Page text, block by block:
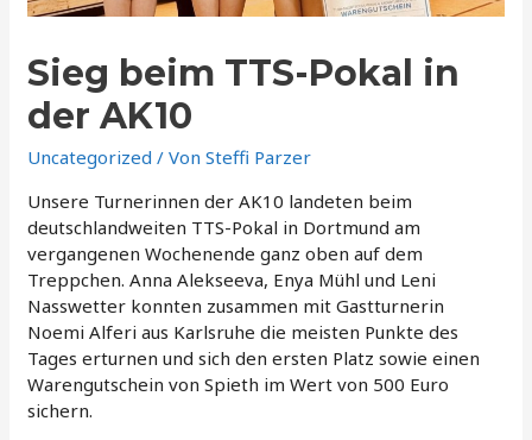
Sieg beim TTS-Pokal in
der AK10
Uncategorized / VonSteffi Parzer
Unsere Turnerinnen der AK10 landeten beim
deutschlandweiten TTS-Pokal in Dortmund am
vergangenen Wochenende ganz oben auf dem
Treppchen. Anna Alekseeva, Enya Mühl und Leni
Nasswetter konnten zusammen mit Gastturnerin
Noemi Alferi aus Karlsruhe die meisten Punkte des
Tages erturnen und sich den ersten Platz sowie einen
Warengutschein von Spieth im Wert von 500 Euro
sichern.